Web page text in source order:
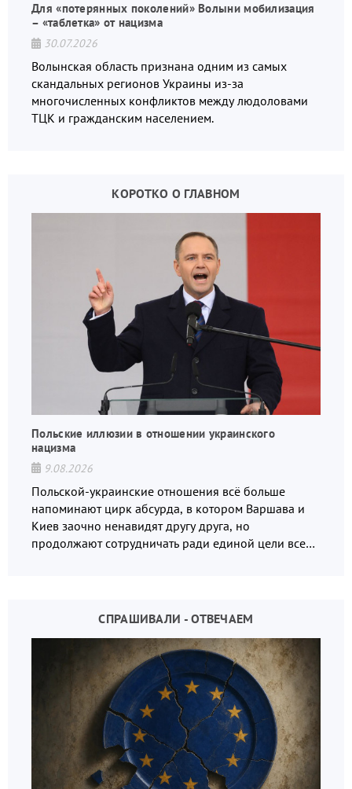
Для «потерянных поколений» Волыни мобилизация
– «таблетка» от нацизма
30.07.2026
Волынская область признана одним из самых
скандальных регионов Украины из-за
многочисленных конфликтов между людоловами
ТЦК и гражданским населением.
КОРОТКО О ГЛАВНОМ
Польские иллюзии в отношении украинского
нацизма
9.08.2026
Польской-украинские отношения всё больше
напоминают цирк абсурда, в котором Варшава и
Киев заочно ненавидят другу друга, но
продолжают сотрудничать ради единой цели всех
СПРАШИВАЛИ - ОТВЕЧАЕМ